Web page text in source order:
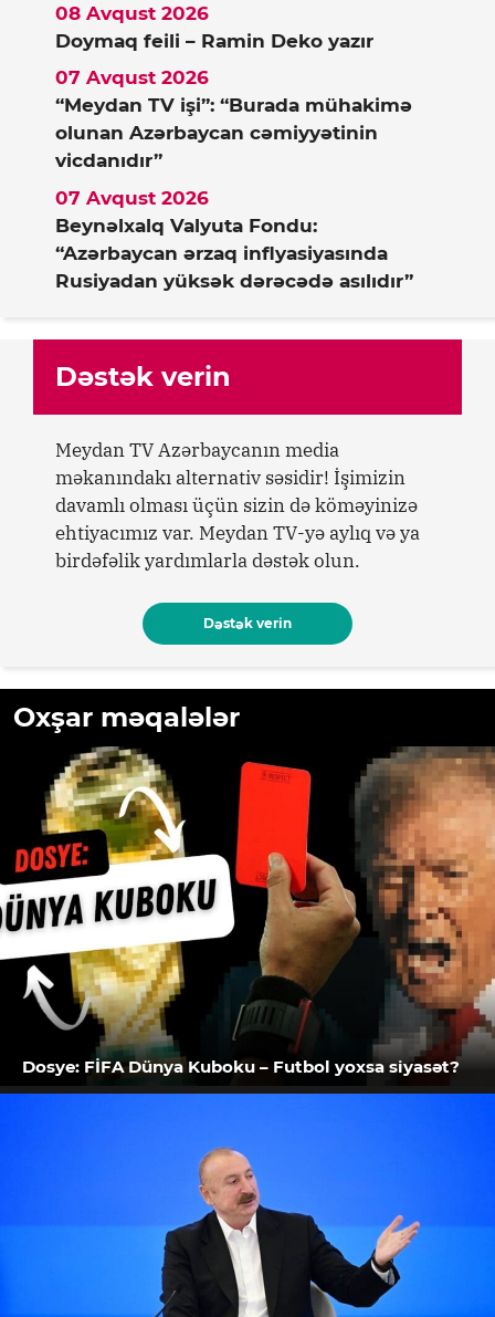
Doymaq feili – Ramin Deko yazır
08 Avqust 2026
“Meydan TV işi”: “Burada mühakimə
olunan Azərbaycan cəmiyyətinin
vicdanıdır”
07 Avqust 2026
Beynəlxalq Valyuta Fondu:
“Azərbaycan ərzaq inflyasiyasında
Rusiyadan yüksək dərəcədə asılıdır”
07 Avqust 2026
Dəstək verin
Meydan TV Azərbaycanın media
məkanındakı alternativ səsidir! İşimizin
davamlı olması üçün sizin də köməyinizə
ehtiyacımız var. Meydan TV-yə aylıq və ya
birdəfəlik yardımlarla dəstək olun.
Dəstək verin
Oxşar məqalələr
Dosye: FİFA Dünya Kuboku – Futbol yoxsa siyasət?